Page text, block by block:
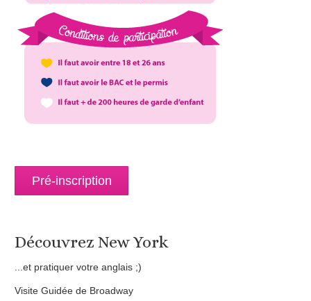
Pré-inscription
Découvrez New York
...et pratiquer votre anglais ;)
Visite Guidée de Broadway